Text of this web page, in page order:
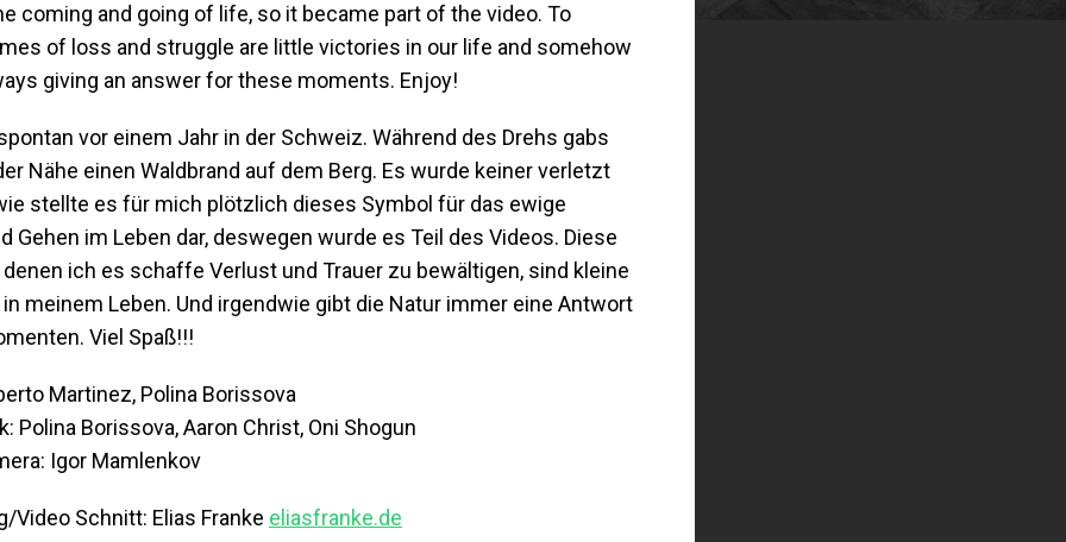
coming and going of life, so it became part of the video. To
of loss and struggle are little victories in our life and somehow
giving an answer for these moments. Enjoy!
vor einem Jahr in der Schweiz. Während des Drehs gabs
Nähe einen Waldbrand auf dem Berg. Es wurde keiner verletzt
stellte es für mich plötzlich dieses Symbol für das ewige
Gehen im Leben dar, deswegen wurde es Teil des Videos. Diese
ich es schaffe Verlust und Trauer zu bewältigen, sind kleine
meinem Leben. Und irgendwie gibt die Natur immer eine Antwort
Viel Spaß!!!
Martinez, Polina Borissova
Polina Borissova, Aaron Christ, Oni Shogun
Igor Mamlenkov
Video Schnitt: Elias Franke eliasfranke.de